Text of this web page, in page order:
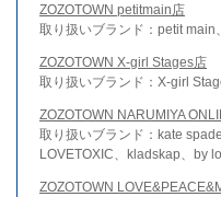
ZOZOTOWN petitmain店
取り扱いブランド：petit
ZOZOTOWN X-girl Stages店
取り扱いブランド：X-girl
ZOZOTOWN NARUMIYA
取り扱いブランド：kate
LOVETOXIC、kladskap、by
ZOZOTOWN